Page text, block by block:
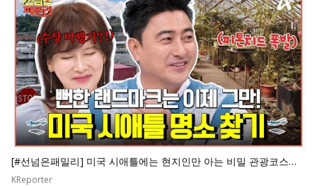
[#선넘은패밀리] 미국 시애틀에는 현지인만 아는 비밀 관광코스가
있다?! 미국 패밀리의 신나는 하루
KReporter